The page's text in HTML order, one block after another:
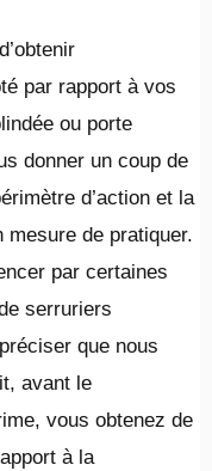
par rapport à vos
ou porte
donner un coup de
d’action et la
de pratiquer.
par certaines
serruriers
que nous
avant le
vous obtenez de
à la